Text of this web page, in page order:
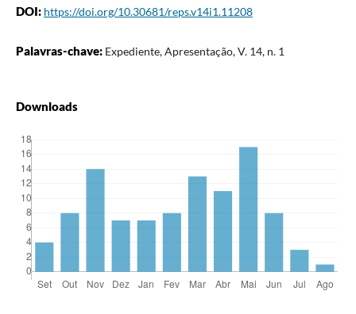
DOI: https://doi.org/10.30681/reps.v14i1.11208
Palavras-chave: Expediente, Apresentação, V. 14, n. 1
Downloads